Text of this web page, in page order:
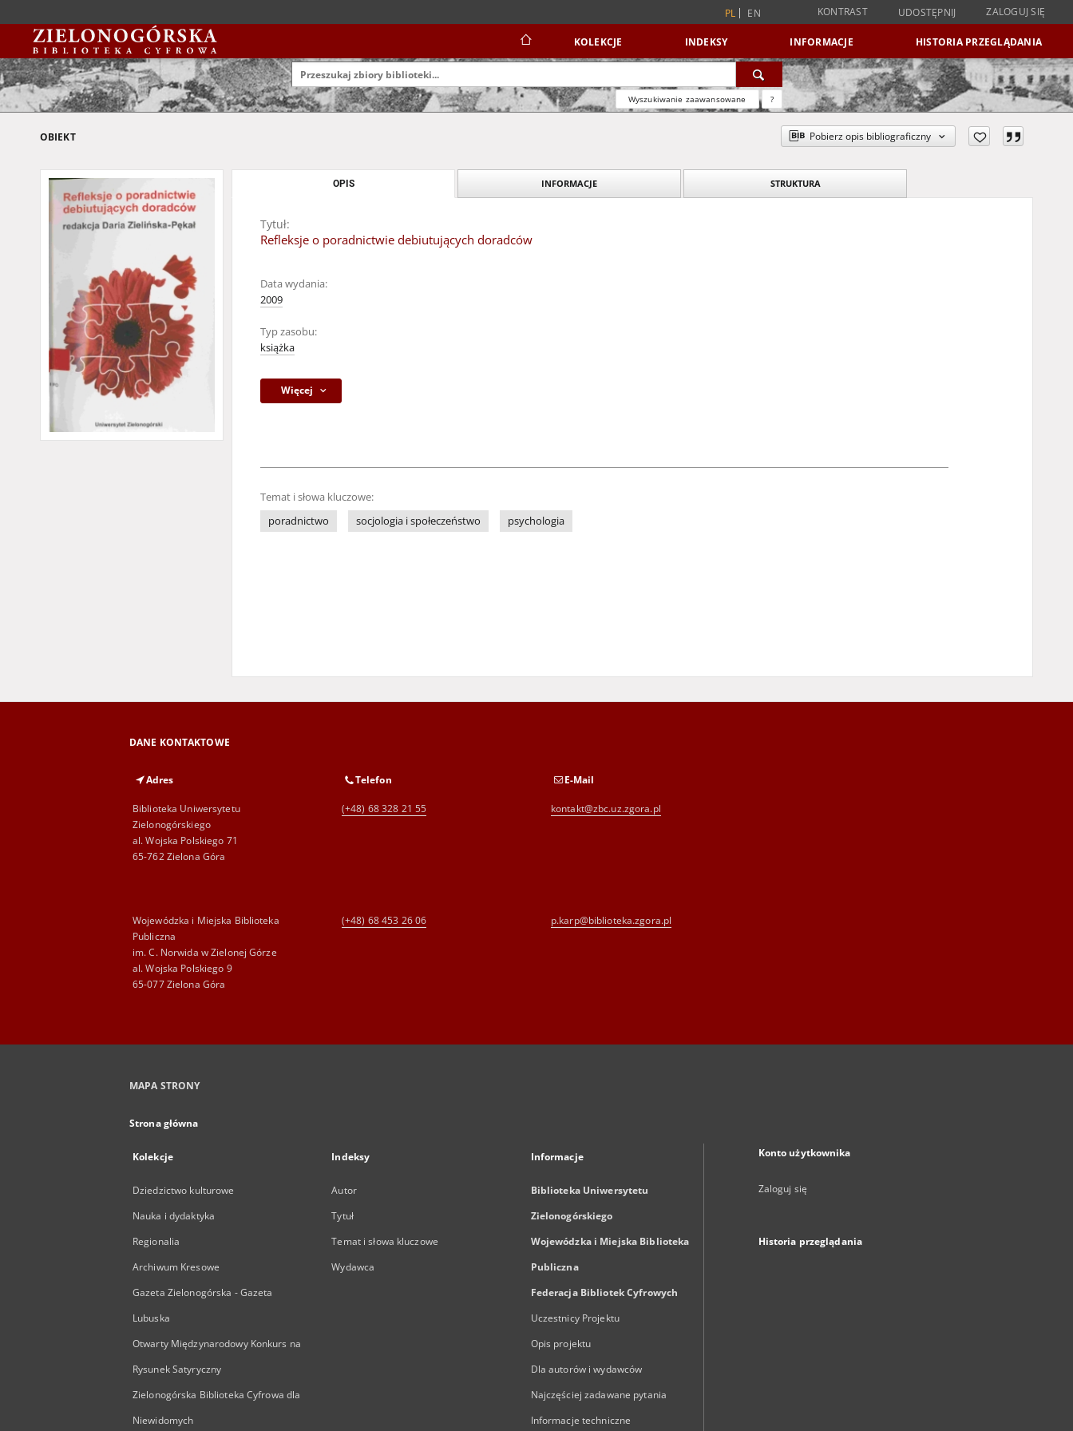
PL EN KONTRAST UDOSTĘPNIJ ZALOGUJ SIĘ
KOLEKCJE INDEKSY INFORMACJE HISTORIA PRZEGLĄDANIA
Wyszukiwanie zaawansowane ?
OBIEKT Pobierz opis bibliograficzny
OPIS INFORMACJE STRUKTURA
Tytuł:
Refleksje o poradnictwie debiutujących doradców
Data wydania:
2009
Typ zasobu:
książka
Więcej
Temat i słowa kluczowe:
poradnictwo
socjologia i społeczeństwo psychologia
DANE KONTAKTOWE
Adres
Biblioteka Uniwersytetu
Zielonogórskiego
al. Wojska Polskiego 71
65-762 Zielona Góra
Telefon
(+48) 68 328 21 55
E-Mail
kontakt@zbc.uz.zgora.pl
Wojewódzka i Miejska Biblioteka
Publiczna
im. C. Norwida w Zielonej Górze
al. Wojska Polskiego 9
65-077 Zielona Góra
(+48) 68 453 26 06 p.karp@biblioteka.zgora.pl
MAPA STRONY
Strona główna
Kolekcje
Dziedzictwo kulturowe
Nauka i dydaktyka
Regionalia
Archiwum Kresowe
Gazeta Zielonogórska - Gazeta
Lubuska
Otwarty Międzynarodowy Konkurs na
Rysunek Satyryczny
Zielonogórska Biblioteka Cyfrowa dla
Niewidomych
Indeksy
Autor
Tytuł
Temat i słowa kluczowe
Wydawca
Informacje
Biblioteka Uniwersytetu
Zielonogórskiego
Wojewódzka i Miejska Biblioteka
Publiczna
Federacja Bibliotek Cyfrowych
Uczestnicy Projektu
Opis projektu
Dla autorów i wydawców
Najczęściej zadawane pytania
Informacje techniczne
Konto użytkownika
Zaloguj się
Historia przeglądania